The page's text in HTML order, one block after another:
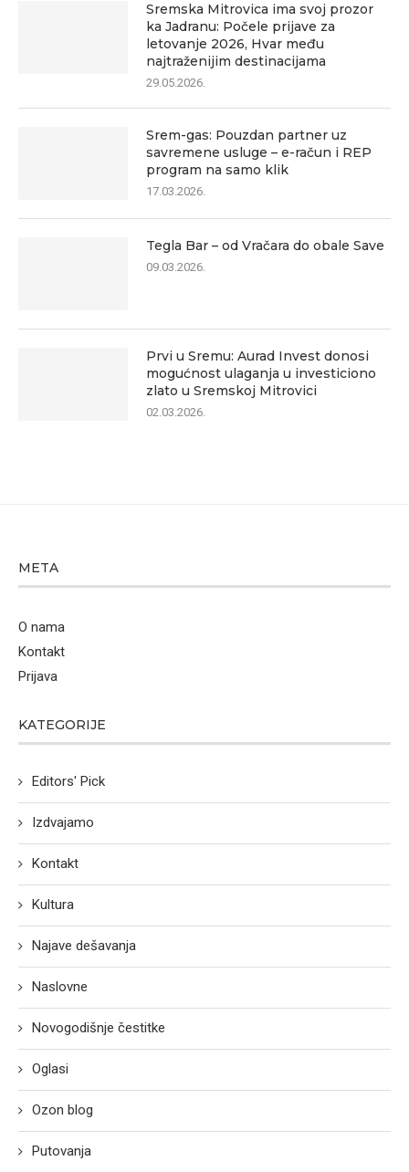
Sremska Mitrovica ima svoj prozor
ka Jadranu: Počele prijave za
letovanje 2026, Hvar među
najtraženijim destinacijama
29.05.2026.
Srem-gas: Pouzdan partner uz
savremene usluge – e-račun i REP
program na samo klik
17.03.2026.
Tegla Bar – od Vračara do obale Save
09.03.2026.
Prvi u Sremu: Aurad Invest donosi
mogućnost ulaganja u investiciono
zlato u Sremskoj Mitrovici
02.03.2026.
META
O nama
Kontakt
Prijava
KATEGORIJE
Editors' Pick
Izdvajamo
Kontakt
Kultura
Najave dešavanja
Naslovne
Novogodišnje čestitke
Oglasi
Ozon blog
Putovanja